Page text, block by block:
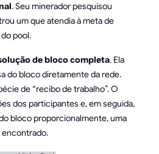
. Seu minerador pesquisou
um que atendia à meta de
pool.
de bloco completa. Ela
do bloco diretamente da rede.
de “recibo de trabalho”. O
dos participantes e, em seguida,
bloco proporcionalmente, uma
encontrado.